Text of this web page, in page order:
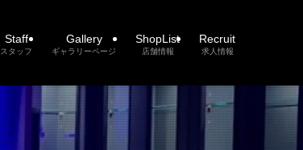
Staff
スタッフ
Gallery
ギャラリーページ
ShopList
店舗情報
Recruit
求人情報